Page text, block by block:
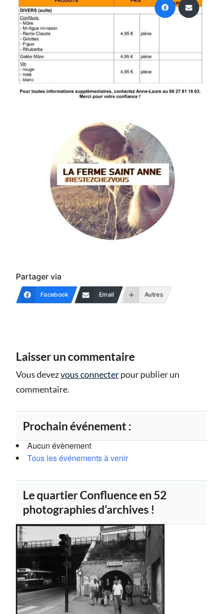
Partager via
Facebook Email Autres
Laisser un commentaire
Vous devezvous connecterpour publier un
commentaire.
Prochain événement :
Aucun évènement
Tous les événements à venir
Le quartier Confluence en 52
photographies d’archives !